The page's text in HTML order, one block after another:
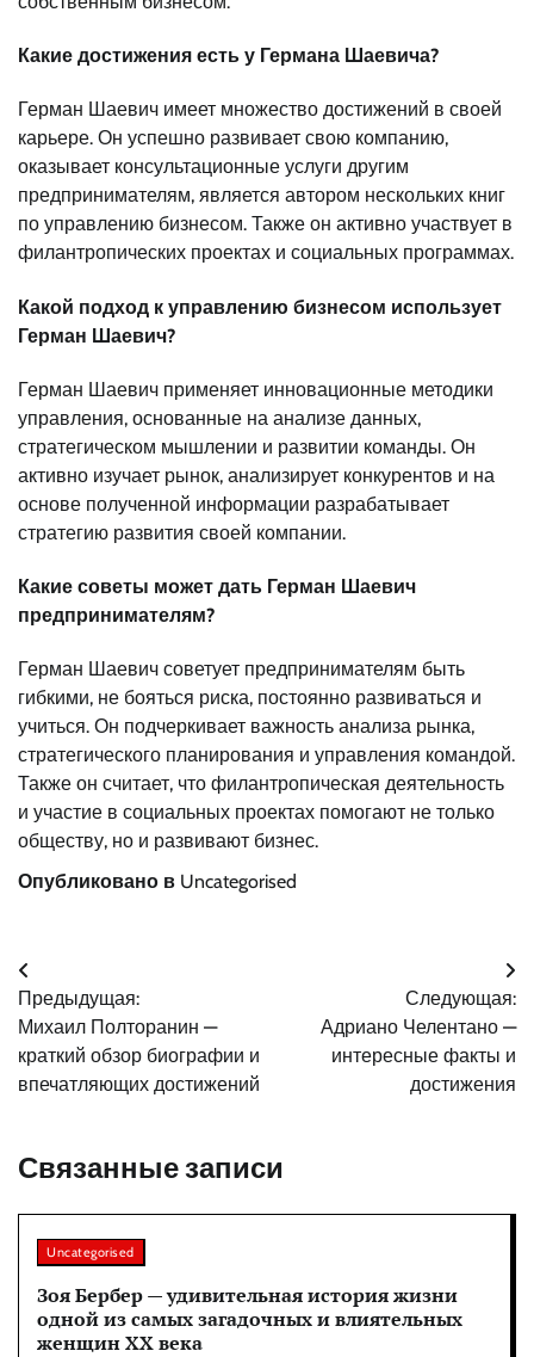
Какие достижения есть у Германа Шаевича?
Герман Шаевич имеет множество достижений в своей
карьере. Он успешно развивает свою компанию,
оказывает консультационные услуги другим
предпринимателям, является автором нескольких книг
по управлению бизнесом. Также он активно участвует в
филантропических проектах и социальных программах.
Какой подход к управлению бизнесом использует
Герман Шаевич?
Герман Шаевич применяет инновационные методики
управления, основанные на анализе данных,
стратегическом мышлении и развитии команды. Он
активно изучает рынок, анализирует конкурентов и на
основе полученной информации разрабатывает
стратегию развития своей компании.
Какие советы может дать Герман Шаевич
предпринимателям?
Герман Шаевич советует предпринимателям быть
гибкими, не бояться риска, постоянно развиваться и
учиться. Он подчеркивает важность анализа рынка,
стратегического планирования и управления командой.
Также он считает, что филантропическая деятельность
и участие в социальных проектах помогают не только
обществу, но и развивают бизнес.
Опубликовано в Uncategorised
Навигация
по
записям
Предыдущая:
Михаил Полторанин —
краткий обзор биографии и
впечатляющих достижений
Следующая:
Адриано Челентано —
интересные факты и
достижения
Связанные записи
Uncategorised
Зоя Бербер — удивительная история жизни
одной из самых загадочных и влиятельных
женщин XX века